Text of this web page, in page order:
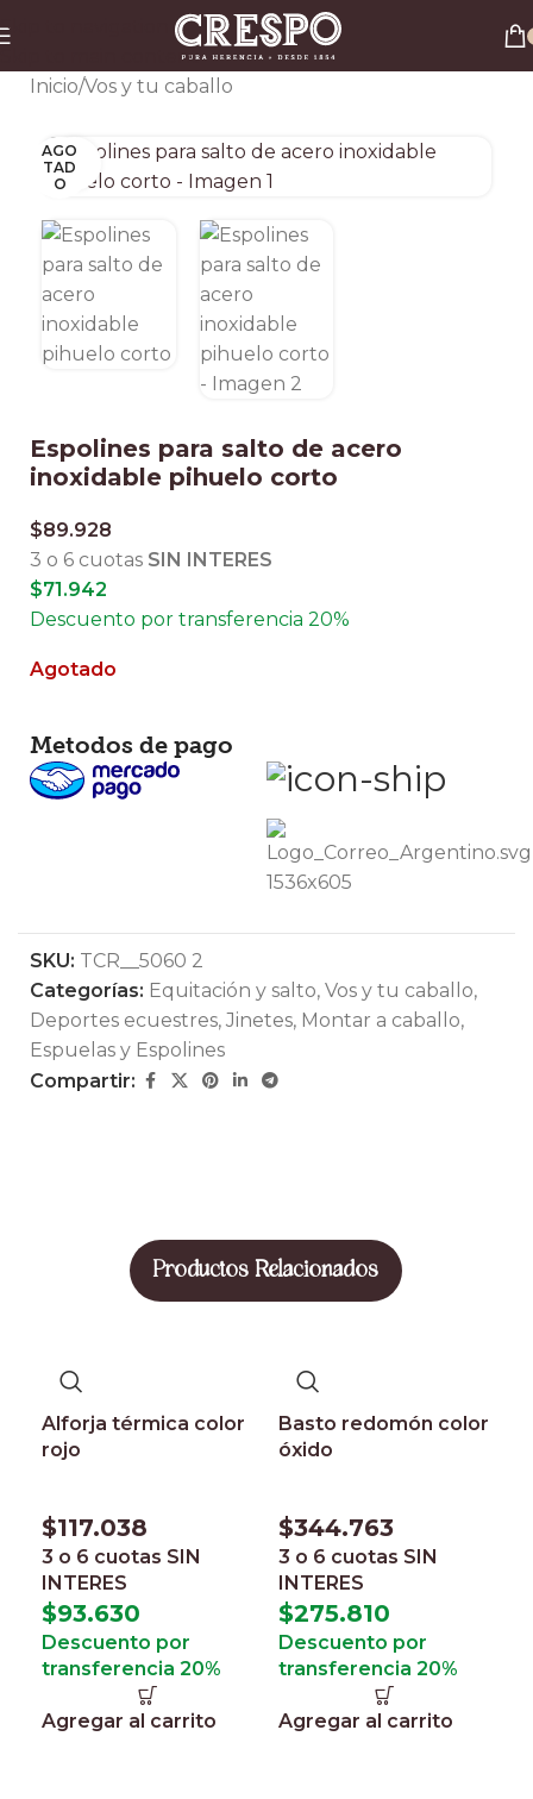
Skip to navigation
Skip to main content
Envío gratis a todo el país en compras superiores a $90.000 por Correo Argentino (No
válido en herraduras y clavos)
3 y 6 cuotas sin interés
Descuento ESPECIAL por transferencia bancaria 20%
Inicio/Vos y tu caballo
AGO
TAD
O
Clic para ampliar
Espolines para salto de acero
inoxidable pihuelo corto
$89.928
3 o 6 cuotas SIN INTERES
$71.942
Descuento por transferencia 20%
Agotado
Metodos de pago
SKU: TCR__5060 2
Categorías: Equitación y salto, Vos y tu caballo,
Deportes ecuestres, Jinetes, Montar a caballo,
Espuelas y Espolines
Compartir:
Productos Relacionados
Alforja térmica color
rojo
$117.038
3 o 6 cuotas SIN
INTERES
$93.630
Descuento por
transferencia 20%
Agregar al carrito
Basto redomón color
óxido
$344.763
3 o 6 cuotas SIN
INTERES
$275.810
Descuento por
transferencia 20%
Agregar al carrito